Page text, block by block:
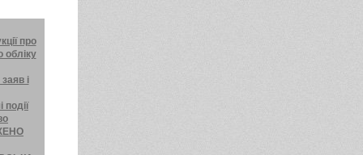
про
обліку
і